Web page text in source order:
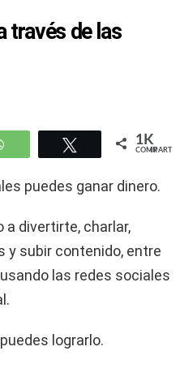
través de las
WhatsApp Twittear 1K
COMPARTIR
puedes ganar dinero.
a divertirte, charlar,
y subir contenido, entre
las redes sociales
lograrlo.